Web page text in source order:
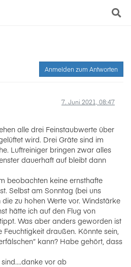
Anmelden zum Antworten
7. Juni 2021, 08:47
alle drei Feinstaubwerte über
wird. Drei Gräte sind im
Luftreiniger bringen zwar alles
dauerhaft auf bleibt dann
beobachten keine ernsthafte
Selbst am Sonntag (bei uns
zu hohen Werte vor. Windstärke
hätte ich auf den Flug von
Was aber anders geworden ist
draußen. Könnte sein,
kann? Habe gehört, dass
vor ab